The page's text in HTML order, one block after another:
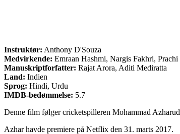
Instruktør: Anthony D'Souza
Medvirkende: Emraan Hashmi, Nargis Fakhri, Prachi
Manuskriptforfatter: Rajat Arora, Aditi Mediratta
Land: Indien
Sprog: Hindi, Urdu
IMDB-bedømmelse: 5.7
Denne film følger cricketspilleren Mohammad
Azhar havde premiere på Netflix den 31. marts 2017.